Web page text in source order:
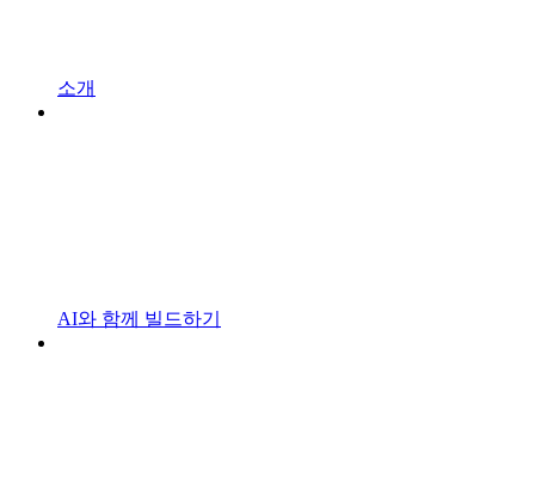
소개
AI와 함께 빌드하기